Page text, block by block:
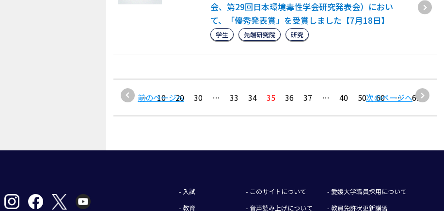
会、第29回日本環境毒性学会研究発表会）におい
て、「優秀発表賞」を受賞しました【7月18日】
学生 先端研究院 研究
1 前のページへ
… 10 20 30 … 33 34 35 36 37 … 40 50 60 …
次のページへ692
- 入試
- 教育
- このサイトについて
- 音声読み上げについて
- 愛媛大学職員採用について
- 教員免許状更新講習